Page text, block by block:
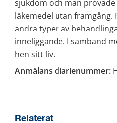
sjukdom och man
läkemedel utan framgång.
andra typer av
inneliggande. I samband
hen sitt liv.
Anmälans diarienummer:
Relaterat